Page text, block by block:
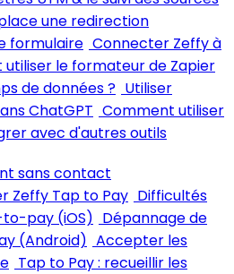
une redirection
formulaire Connecter Zeffy à
le formateur de Zapier
de données ? Utiliser
ChatGPT Comment utiliser
avec d'autres outils
sans contact
Zeffy Tap to Pay Difficultés
pay (iOS) Dépannage de
(Android) Accepter les
Tap to Pay : recueillir les